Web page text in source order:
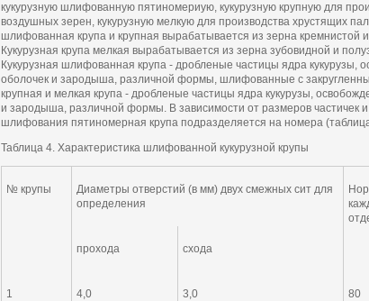
кукурузную шлифованную пятиномериую, кукурузную крупную для
воздушных зерен, кукурузную мелкую для производства хрустящих
шлифованная крупа и крупная вырабатывается из зерна кремнистой
Кукурузная крупа мелкая вырабатывается из зерна зубовидной и
Кукурузная шлифованная крупа - дробленые частицы ядра кукурузы,
оболочек и зародыша, различной формы, шлифованные с
крупная и мелкая крупа - дробленые частицы ядра кукурузы,
и зародыша, различной формы. В зависимости от размеров частичек
шлифования пятиномерная крупа подразделяется на номера
Таблица 4. Характеристика шлифованной кукурузной крупы
№ крупы
Диаметры отверстий (в мм) двух смежных сит для
определения
прохода схода
1 4,0 3,0 80